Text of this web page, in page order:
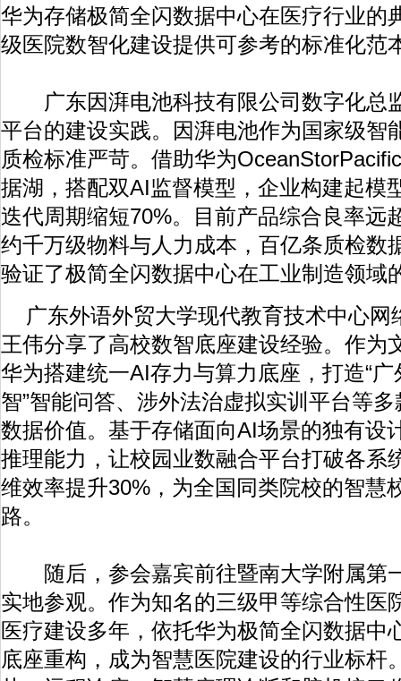
华为存储极简全闪数据中心在医疗行业的
级医院数智化建设提供可参考的标准化范
广东因湃电池科技有限公司数字化总
平台的建设实践。因湃电池作为国家级智
质检标准严苛。借助华为
据湖，搭配双AI监督模型，企业构建起模
迭代周期缩短70%。目前产品综合良率远
约千万级物料与人力成本，百亿条质检数
验证了极简全闪数据中心在工业制造领域
广东外语外贸大学现代教育技术中心
王伟分享了高校数智底座建设经验。作为
华为搭建统一AI存力与算力底座，打造“广
智”智能问答、涉外法治虚拟实训平台等
数据价值。基于存储面向AI场景的独有设
推理能力，让校园业数融合平台打破各系
维效率提升30%，为全国同类院校的智慧
路。
随后，参会嘉宾前往暨南大学附属第
实地参观。作为知名的三级甲等综合性医
医疗建设多年，依托华为极简全闪数据中
底座重构，成为智慧医院建设的行业标杆